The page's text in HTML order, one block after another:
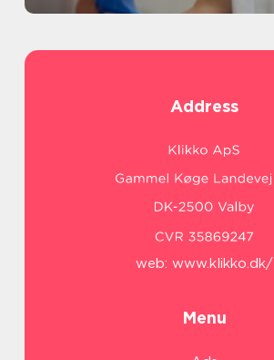
Address
web: www.klikko.dk/
Menu